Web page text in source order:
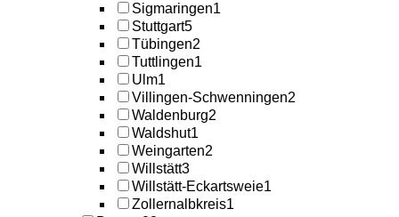
Sigmaringen1
Stuttgart5
Tübingen2
Tuttlingen1
Ulm1
Villingen-Schwenningen2
Waldenburg2
Waldshut1
Weingarten2
Willstätt3
Willstätt-Eckartsweie1
Zollernalbkreis1